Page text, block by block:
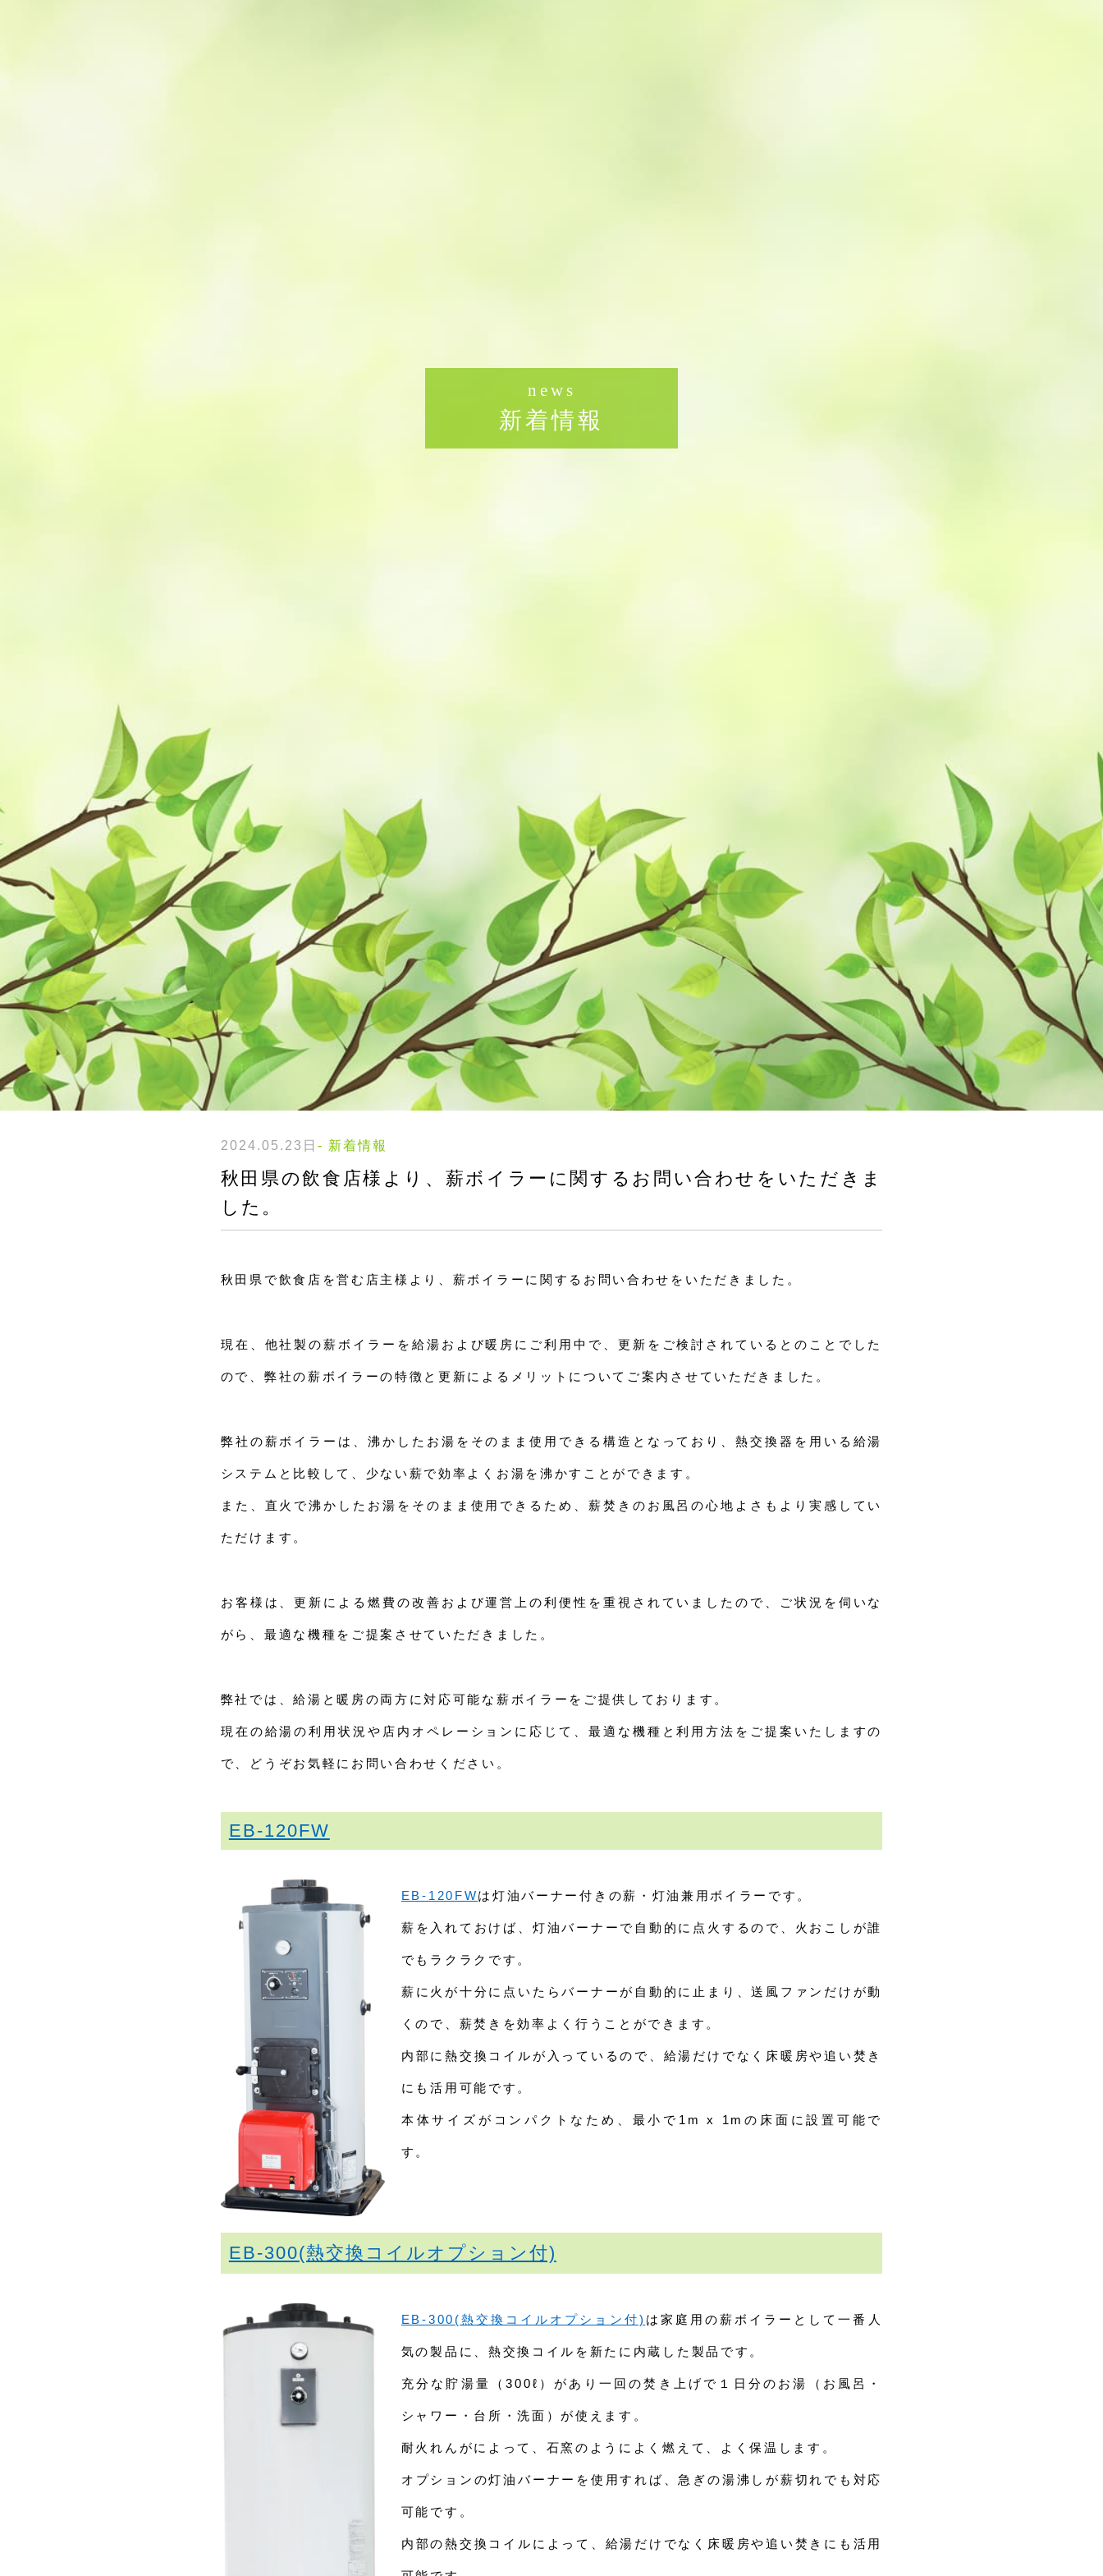
news
新着情報
2024.05.23日 - 新着情報
秋田県の飲食店様より、薪ボイラーに関するお問い合わせをいただきま
した。
秋田県で飲食店を営む店主様より、薪ボイラーに関するお問い合わせをいただきました。
現在、他社製の薪ボイラーを給湯および暖房にご利用中で、更新をご検討されているとのことでした
ので、弊社の薪ボイラーの特徴と更新によるメリットについてご案内させていただきました。
弊社の薪ボイラーは、沸かしたお湯をそのまま使用できる構造となっており、熱交換器を用いる給湯
システムと比較して、少ない薪で効率よくお湯を沸かすことができます。
また、直火で沸かしたお湯をそのまま使用できるため、薪焚きのお風呂の心地よさもより実感してい
ただけます。
お客様は、更新による燃費の改善および運営上の利便性を重視されていましたので、ご状況を伺いな
がら、最適な機種をご提案させていただきました。
弊社では、給湯と暖房の両方に対応可能な薪ボイラーをご提供しております。
現在の給湯の利用状況や店内オペレーションに応じて、最適な機種と利用方法をご提案いたしますの
で、どうぞお気軽にお問い合わせください。
EB-120FW
EB-120FWは灯油バーナー付きの薪・灯油兼用ボイラーです。
薪を入れておけば、灯油バーナーで自動的に点火するので、火おこしが誰
でもラクラクです。
薪に火が十分に点いたらバーナーが自動的に止まり、送風ファンだけが動
くので、薪焚きを効率よく行うことができます。
内部に熱交換コイルが入っているので、給湯だけでなく床暖房や追い焚き
にも活用可能です。
本体サイズがコンパクトなため、最小で1m x 1mの床面に設置可能で
す。
EB-300(熱交換コイルオプション付)
EB-300(熱交換コイルオプション付) は家庭用の薪ボイラーとして一番人
気の製品に、熱交換コイルを新たに内蔵した製品です。
充分な貯湯量（300ℓ）があり一回の焚き上げで１日分のお湯（お風呂・
シャワー・台所・洗面）が使えます。
耐火れんがによって、石窯のようによく燃えて、よく保温します。
オプションの灯油バーナーを使用すれば、急ぎの湯沸しが薪切れでも対応
可能です。
内部の熱交換コイルによって、給湯だけでなく床暖房や追い焚きにも活用